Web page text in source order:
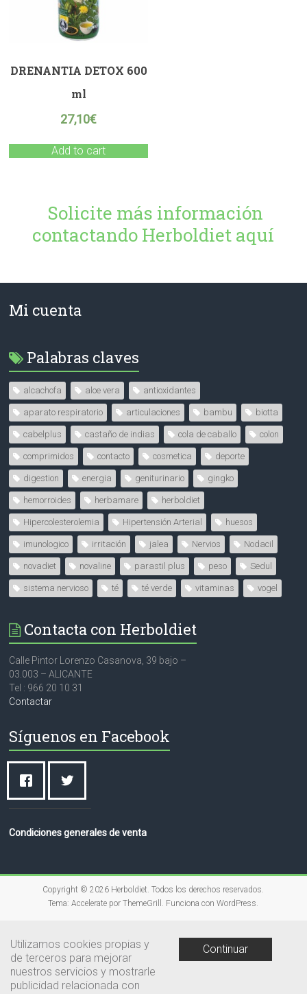
DRENANTIA DETOX 600
ml
27,10€
Add to cart
Solicite más información
contactando Herboldiet aquí
Mi cuenta
Palabras claves
alcachofa aloe vera antioxidantes
aparato respiratorio articulaciones bambu biotta
cabelplus castaño de indias cola de caballo colon
comprimidos contacto cosmetica deporte
digestion energia geniturinario gingko
hemorroides herbamare herboldiet
Hipercolesterolemia Hipertensión Arterial huesos
imunologico irritación jalea Nervios Nodacil
novadiet novaline parastil plus peso Sedul
sistema nervioso té té verde vitaminas vogel
Contacta con Herboldiet
Calle Pintor Lorenzo Casanova, 39 bajo –
03.003 – ALICANTE
Tel : 966 20 10 31
Contactar
Síguenos en Facebook
Condiciones generales de venta
Copyright © 2026 Herboldiet. Todos los derechos reservados.
Tema:Accelerate por ThemeGrill. Funciona conWordPress.
Utilizamos cookies propias y
de terceros para mejorar
nuestros servicios y mostrarle
publicidad relacionada con
Continuar